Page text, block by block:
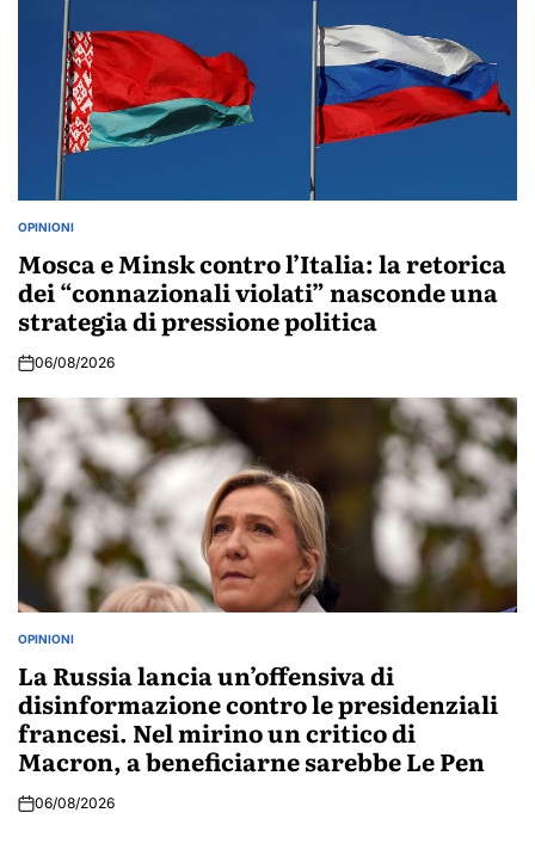
POSTED
OPINIONI
Mosca e Minsk contro l’Italia: la retorica
dei “connazionali violati” nasconde una
strategia di pressione politica
06/08/2026
POSTED
OPINIONI
La Russia lancia un’offensiva di
disinformazione contro le presidenziali
francesi. Nel mirino un critico di
Macron, a beneficiarne sarebbe Le Pen
06/08/2026